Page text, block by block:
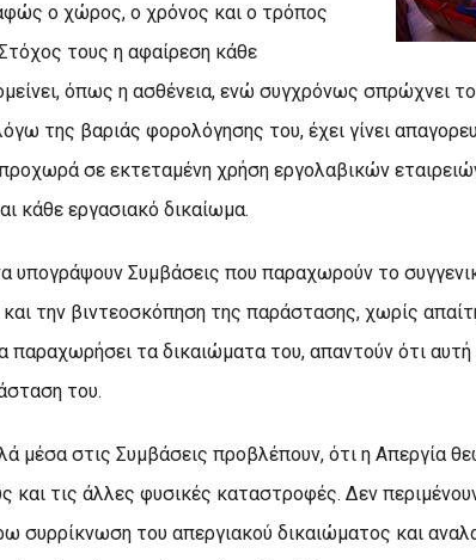
ο χώρος, ο χρόνος και ο τρόπος
τους η αφαίρεση κάθε
όπως η ασθένεια, ενώ συγχρόνως σπρώχνει
της βαριάς φορολόγησης του, έχει γίνει
σε εκτεταμένη χρήση εργολαβικών
κάθε εργασιακό δικαίωμα.
υπογράψουν Συμβάσεις που παραχωρούν το
την βιντεοσκόπηση της παράστασης, χωρίς
παραχωρήσει τα δικαιώματα του, απαντούν ότι αυτή
του.
μέσα στις Συμβάσεις προβλέπουν, ότι η Απεργία
και τις άλλες φυσικές καταστροφές. Δεν
συρρίκνωση του απεργιακού δικαιώματος και